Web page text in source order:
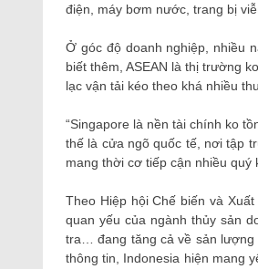
điện, máy bơm nước, trang bị
Ở góc độ doanh nghiệp, nhiều
biết thêm, ASEAN là thị trường
lạc vận tải kéo theo khá nhiều
“Singapore là nền tài chính ko
thế là cửa ngõ quốc tế, nơi tập
mang thời cơ tiếp cận nhiều quý
Theo Hiệp hội Chế biến và
quan yếu của ngành thủy sản
tra… đang tăng cả về sản lượng
thông tin, Indonesia hiện mang